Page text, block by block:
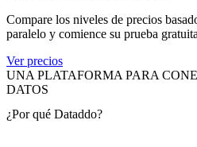
Compare los niveles de precios
paralelo y comience su prueba
Ver precios
UNA PLATAFORMA PARA
DATOS
¿Por qué Dataddo?